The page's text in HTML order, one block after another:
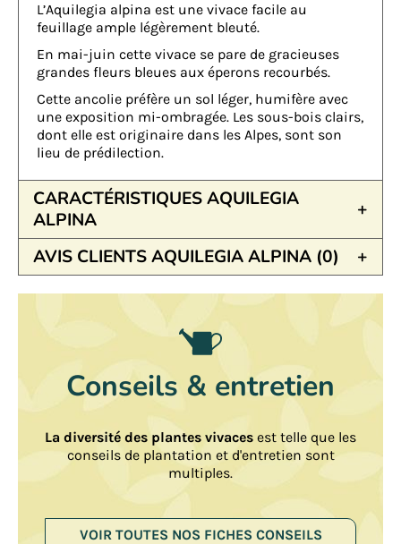
L’Aquilegia alpina est une vivace facile au
feuillage ample légèrement bleuté.
En mai-juin cette vivace se pare de gracieuses
grandes fleurs bleues aux éperons recourbés.
Cette ancolie préfère un sol léger, humifère avec
une exposition mi-ombragée. Les sous-bois clairs,
dont elle est originaire dans les Alpes, sont son
lieu de prédilection.
CARACTÉRISTIQUES AQUILEGIA
ALPINA
AVIS CLIENTS AQUILEGIA ALPINA (0)
Conseils & entretien
La diversité des plantes vivaces est telle que les
conseils de plantation et d'entretien sont
multiples.
VOIR TOUTES NOS FICHES CONSEILS